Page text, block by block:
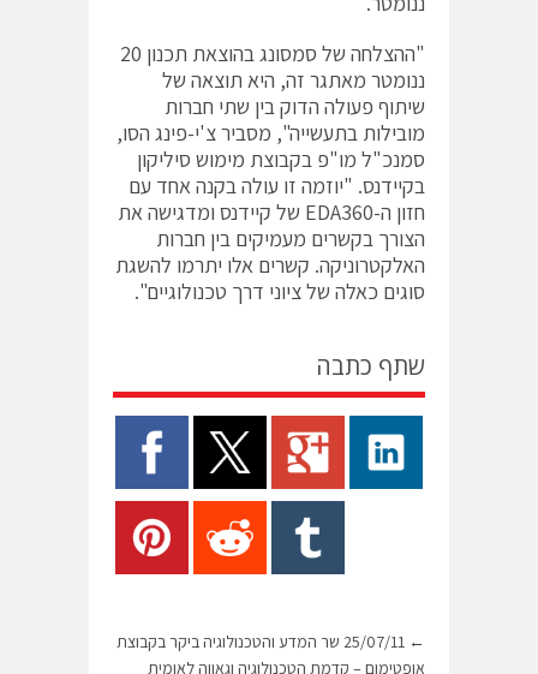
"ההצלחה של סמסונג בהוצאת תכנון 20
ננומטר מאתגר זה, היא תוצאה של
שיתוף פעולה הדוק בין שתי חברות
מובילות בתעשייה", מסביר צ'י-פינג הסו,
סמנכ"ל מו"פ בקבוצת מימוש סיליקון
בקיידנס. "יוזמה זו עולה בקנה אחד עם
חזון ה-EDA360 של קיידנס ומדגישה את
הצורך בקשרים מעמיקים בין חברות
האלקטרוניקה. קשרים אלו יתרמו להשגת
סוגים כאלה של ציוני דרך טכנולוגיים".
שתף כתבה
←
25/07/11 שר המדע והטכנולוגיה ביקר בקבוצת
אופטימום – קדמת הטכנולוגיה וגאווה לאומית